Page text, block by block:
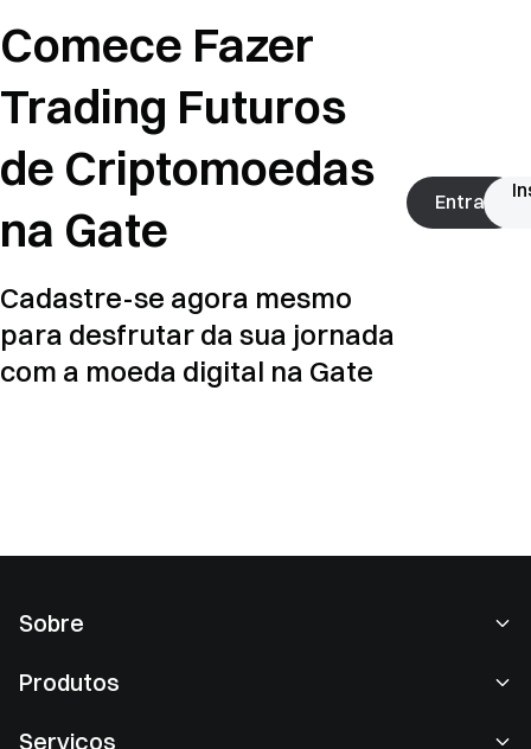
Comece Fazer
Trading Futuros
de Criptomoedas
na Gate
Cadastre-se agora mesmo
para desfrutar da sua jornada
com a moeda digital na Gate
Entrar
Sobre
Redação
Produtos
Serviços